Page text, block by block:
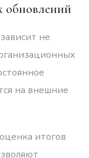
обновлений
не
на внешние
итогов